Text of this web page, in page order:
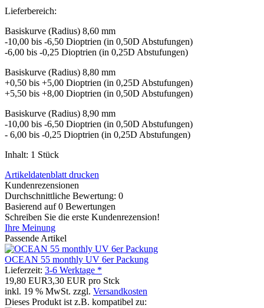
Lieferbereich:
Basiskurve (Radius) 8,60 mm
-10,00 bis -6,50 Dioptrien (in 0,50D Abstufungen)
-6,00 bis -0,25 Dioptrien (in 0,25D Abstufungen)
Basiskurve (Radius) 8,80 mm
+0,50 bis +5,00 Dioptrien (in 0,25D Abstufungen)
+5,50 bis +8,00 Dioptrien (in 0,50D Abstufungen)
Basiskurve (Radius) 8,90 mm
-10,00 bis -6,50 Dioptrien (in 0,50D Abstufungen)
- 6,00 bis -0,25 Dioptrien (in 0,25D Abstufungen)
Inhalt: 1 Stück
Artikeldatenblatt drucken
Kundenrezensionen
Durchschnittliche Bewertung: 0
Basierend auf 0 Bewertungen
Schreiben Sie die erste Kundenrezension!
Ihre Meinung
Passende Artikel
OCEAN 55 monthly UV 6er Packung
Lieferzeit: 3-6 Werktage *
19,80 EUR3,30 EUR pro Stck
inkl. 19 % MwSt. zzgl. Versandkosten
Dieses Produkt ist z.B. kompatibel zu: